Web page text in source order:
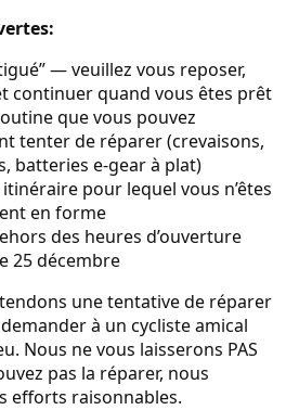
— veuillez vous reposer,
continuer quand vous êtes prêt
que vous pouvez
tenter de réparer (crevaisons,
batteries e-gear à plat)
pour lequel vous n’êtes
en forme
des heures d’ouverture
25 décembre
une tentative de réparer
à un cycliste amical
Nous ne vous laisserons PAS
pas la réparer, nous
efforts raisonnables.